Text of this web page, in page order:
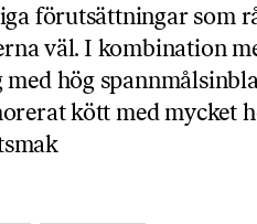
förutsättningar som
väl. I kombination
hög
kött med mycket